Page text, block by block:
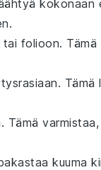
kokonaan
tai folioon.
. Tämä
Tämä
kuuma